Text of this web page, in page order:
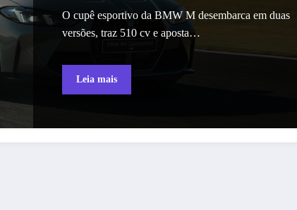
O cupê esportivo da BMW M desembarca em duas
versões, traz 510 cv e aposta…
Leia mais